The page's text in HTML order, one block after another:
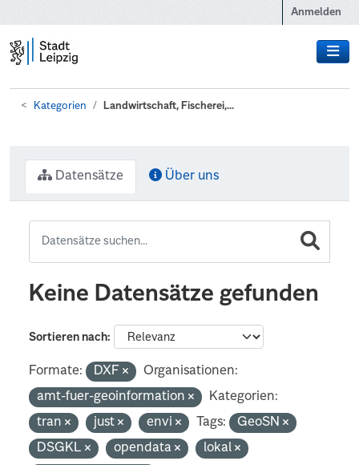
Anmelden
Kategorien Landwirtschaft, Fischerei,...
Datensätze Über uns
Keine Datensätze gefunden
Sortieren nach
Formate: DXF
Organisationen:
amt-fuer-geoinformation
Kategorien:
tran
just envi Tags:
GeoSN
DSGKL
opendata
lokal